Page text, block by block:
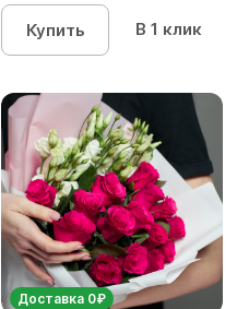
Купить В 1 клик
Доставка 0₽